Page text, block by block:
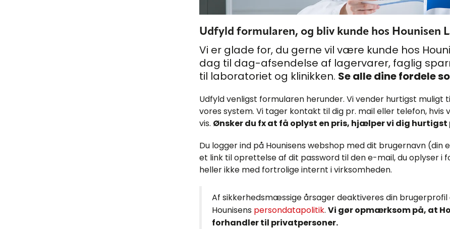
Udfyld formularen, og bliv kunde hos Hounisen
Vi er glade for, du gerne vil være kunde hos
dag til dag-afsendelse af lagervarer, faglig
til laboratoriet og klinikken. Se alle dine fordele
Udfyld venligst formularen herunder. Vi vender hurtigst
vores system. Vi tager kontakt til dig pr. mail eller telefon,
vis. Ønsker du fx at få oplyst en pris, hjælper vi dig hurtigst
Du logger ind på Hounisens webshop med dit brugernavn
et link til oprettelse af dit password til den e-mail, du oplyser i
heller ikke med fortrolige internt i virksomheden.
Af sikkerhedsmæssige årsager deaktiveres din
Hounisens persondatapolitik. Vi gør opmærksom på, at
forhandler til privatpersoner.